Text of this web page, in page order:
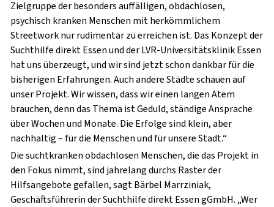
Zielgruppe der besonders auffälligen, obdachlosen,
psychisch kranken Menschen mit herkömmlichem
Streetwork nur rudimentär zu erreichen ist. Das Konzept der
Suchthilfe direkt Essen und der LVR-Universitätsklinik Essen
hat uns überzeugt, und wir sind jetzt schon dankbar für die
bisherigen Erfahrungen. Auch andere Städte schauen auf
unser Projekt. Wir wissen, dass wir einen langen Atem
brauchen, denn das Thema ist Geduld, ständige Ansprache
über Wochen und Monate. Die Erfolge sind klein, aber
nachhaltig – für die Menschen und für unsere Stadt.“
Die suchtkranken obdachlosen Menschen, die das Projekt in
den Fokus nimmt, sind jahrelang durchs Raster der
Hilfsangebote gefallen, sagt Bärbel Marrziniak,
Geschäftsführerin der Suchthilfe direkt Essen gGmbH. „Wer